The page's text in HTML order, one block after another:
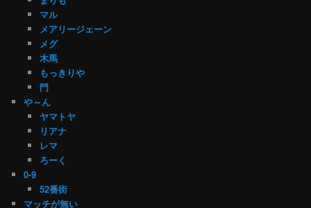
マル
メアリージェーン
メグ
木馬
もっきりや
門
や～ん
ヤマトヤ
リアナ
レマ
ろーく
0-9
52番街
マッチが無い